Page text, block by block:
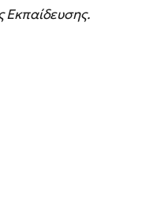
Εκπαίδευσης.